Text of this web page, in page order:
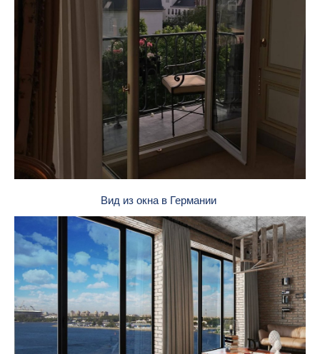
Вид из окна в Германии